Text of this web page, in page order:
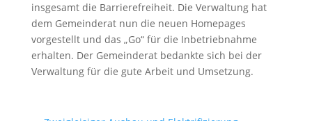
insgesamt die Barrierefreiheit. Die Verwaltung hat
dem Gemeinderat nun die neuen Homepages
vorgestellt und das „Go“ für die Inbetriebnahme
erhalten. Der Gemeinderat bedankte sich bei der
Verwaltung für die gute Arbeit und Umsetzung.